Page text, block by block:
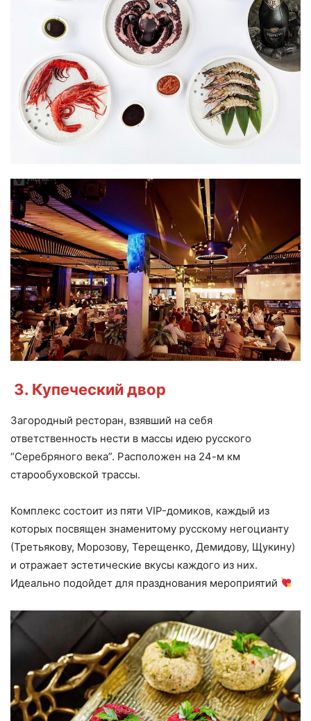
3. Купеческий двор
Загородный ресторан, взявший на себя
ответственность нести в массы идею русского
“Серебряного века”. Расположен на 24-м км
старообуховской трассы.
Комплекс состоит из пяти VIP-домиков, каждый из
которых посвящен знаменитому русскому негоцианту
(Третьякову, Морозову, Терещенко, Демидову, Щукину)
и отражает эстетические вкусы каждого из них.
Идеально подойдет для празднования мероприятий